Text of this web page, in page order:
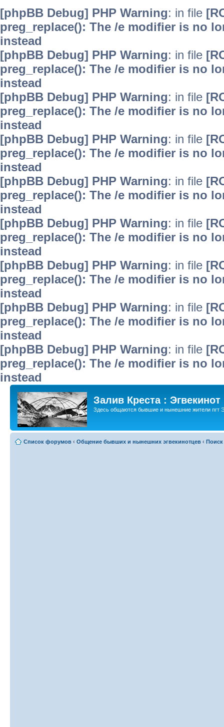
[phpBB Debug] PHP Warning: in file
preg_replace(): The /e modifier is no
instead
[phpBB Debug] PHP Warning: in file
preg_replace(): The /e modifier is no
instead
[phpBB Debug] PHP Warning: in file
preg_replace(): The /e modifier is no
instead
[phpBB Debug] PHP Warning: in file
preg_replace(): The /e modifier is no
instead
[phpBB Debug] PHP Warning: in file
preg_replace(): The /e modifier is no
instead
[phpBB Debug] PHP Warning: in file
preg_replace(): The /e modifier is no
instead
[phpBB Debug] PHP Warning: in file
preg_replace(): The /e modifier is no
instead
[phpBB Debug] PHP Warning: in file
preg_replace(): The /e modifier is no
instead
[phpBB Debug] PHP Warning: in file
preg_replace(): The /e modifier is no
instead
Залив Креста : Эгвекинот
Здесь общаются бывшие и нынешние жители пгт
Список форумов ‹ Общение бывших и нынешних эгвекинотцев ‹ Поиск